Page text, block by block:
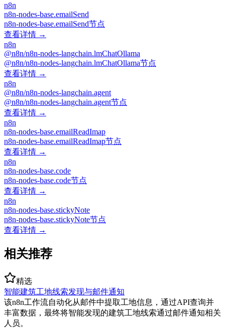
n8n
n8n-nodes-base.emailSend
n8n-nodes-base.emailSend节点
查看详情 →
n8n
@n8n/n8n-nodes-langchain.lmChatOllama
@n8n/n8n-nodes-langchain.lmChatOllama节点
查看详情 →
n8n
@n8n/n8n-nodes-langchain.agent
@n8n/n8n-nodes-langchain.agent节点
查看详情 →
n8n
n8n-nodes-base.emailReadImap
n8n-nodes-base.emailReadImap节点
查看详情 →
n8n
n8n-nodes-base.code
n8n-nodes-base.code节点
查看详情 →
n8n
n8n-nodes-base.stickyNote
n8n-nodes-base.stickyNote节点
查看详情 →
相关推荐
精选
智能建筑工地线索发现与邮件通知
该n8n工作流自动化从邮件中提取工地信息，通过API查询并
丰富数据，最终将智能发现的建筑工地线索通过邮件通知相关
人员。